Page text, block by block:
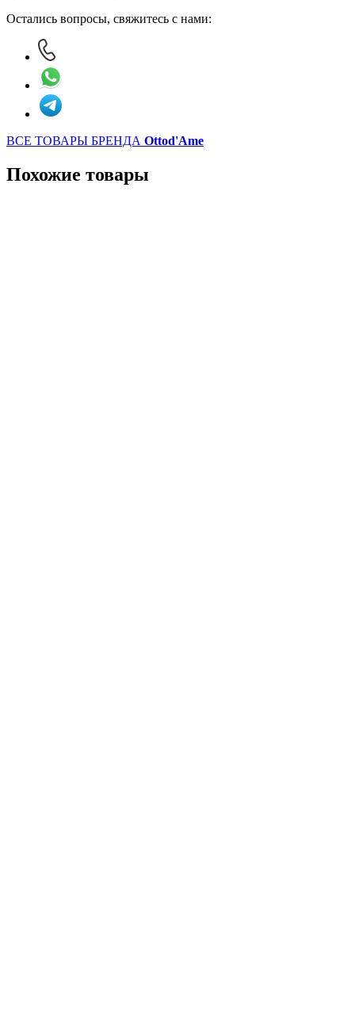
Остались вопросы, свяжитесь с нами:
ВСЕ ТОВАРЫ БРЕНДА Ottod'Ame
Похожие товары